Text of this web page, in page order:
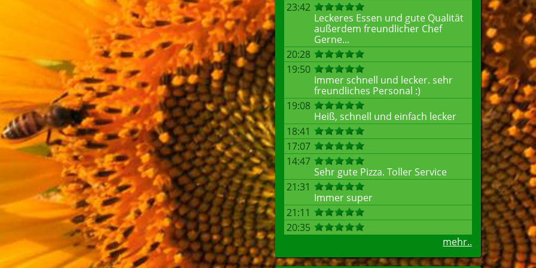
23:42
Leckeres Essen und gute Qualität
außerdem freundlicher Chef
Gerne...
20:28
19:50
Immer schnell und lecker. sehr
freundliches Personal :)
19:08
Heiß, schnell und einfach lecker
18:41
17:07
14:47
Sehr gute Pizza. Toller Service
21:31
Immer super
21:11
20:35
mehr..